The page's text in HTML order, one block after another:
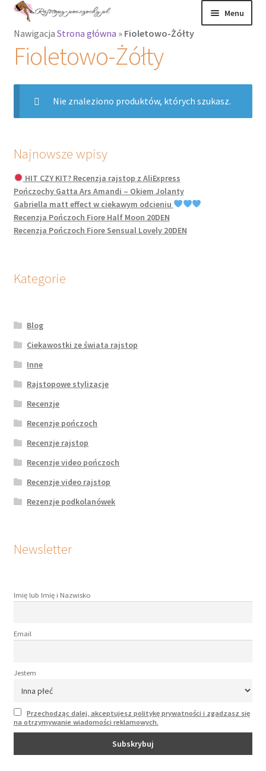
Przejdź
nawigacji
Przejdź
treści
Menu
Rajstopy
Rozwiń
menu
potomne
Pończochy i
zakolanówki
Podkolanówki i
skarpetki
Wszystkie
produkty
Nawigacja Strona główna » Fioletowo-Żółty
Fioletowo-Żółty
Nie znaleziono produktów, których szukasz.
Najnowsze wpisy
HIT CZY KIT? Recenzja rajstop z AliExpress
Pończochy Gatta Ars Amandi – Okiem Jolanty
Gabriella matt effect w ciekawym odcieniu
Recenzja Pończoch Fiore Half Moon 20DEN
Recenzja Pończoch Fiore Sensual Lovely 20DEN
Kategorie
Blog
Ciekawostki ze świata rajstop
Inne
Rajstopowe stylizacje
Recenzje
Recenzje pończoch
Recenzje rajstop
Recenzje video pończoch
Recenzje video rajstop
Rezenzje podkolanówek
Newsletter
Imię lub Imię i Nazwisko
Email
Jestem
Przechodząc dalej, akceptujesz politykę prywatności i zgadzasz się
na otrzymywanie wiadomości reklamowych.